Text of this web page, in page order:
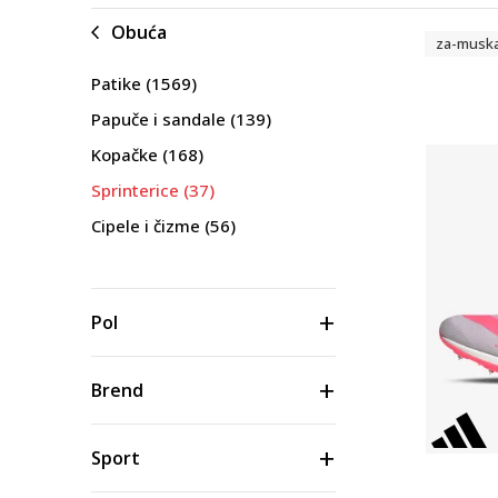
Obuća
Patike (1569)
Papuče i sandale (139)
Kopačke (168)
Sprinterice (37)
Cipele i čizme (56)
Pol
Brend
Sport
za-